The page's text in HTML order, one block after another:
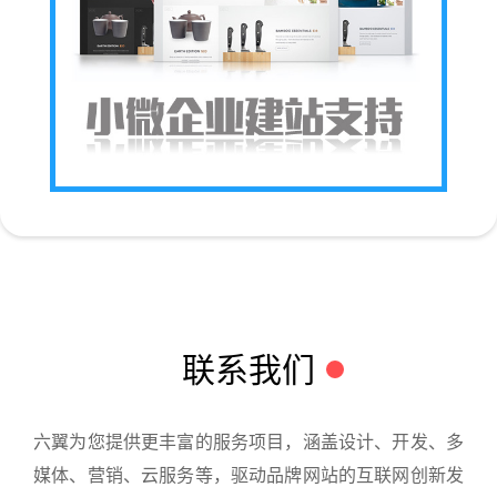
联系我们
六翼为您提供更丰富的服务项目，涵盖设计、开发、多
媒体、营销、云服务等，驱动品牌网站的互联网创新发